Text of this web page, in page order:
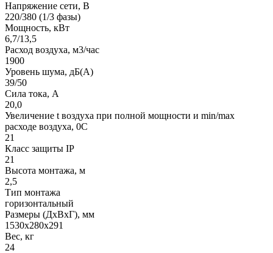
Напряжение сети, В
220/380 (1/3 фазы)
Мощность, кВт
6,7/13,5
Расход воздуха, м3/час
1900
Уровень шума, дБ(A)
39/50
Сила тока, A
20,0
Увеличение t воздуха при полной мощности и min/max
расходе воздуха, 0C
21
Класс защиты IP
21
Высота монтажа, м
2,5
Тип монтажа
горизонтальный
Размеры (ДхВхГ), мм
1530х280х291
Вес, кг
24